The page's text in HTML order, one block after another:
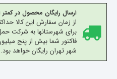
ارسال رایگان محصول در کمتر از 2
برای شهرستانها به شرکت
فاکتور شما بیش از پنج
شهر تهران رایگان خواهد بود.